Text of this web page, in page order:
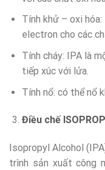
Tính khử – oxi
electron cho các
Tính cháy: IPA là
tiếp xúc với lửa.
Tính nổ: có thể nổ
Điều chế
Isopropyl Alcohol
trình sản xuất công